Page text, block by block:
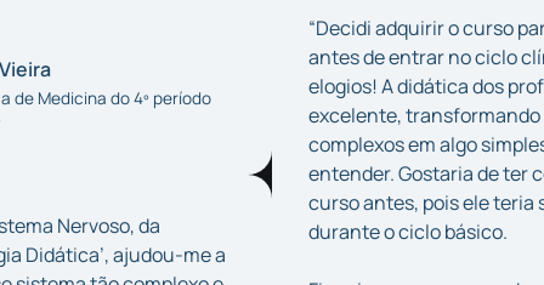
de Medicina do 4º período
Nervoso, da
Didática’, ajudou-me a
“Decidi adquirir o curso
antes de entrar no ciclo
elogios! A didática dos
excelente,
complexos em algo
entender. Gostaria de ter
curso antes, pois ele teria
durante o ciclo básico.